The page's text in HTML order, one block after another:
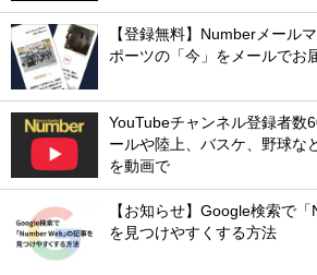
【登録無料】Numberメール
ポーツの「今」をメールでお
YouTubeチャンネル登録者数
ールや陸上、バスケ、野球な
を動画で
【お知らせ】Google検索で
を見つけやすくする方法